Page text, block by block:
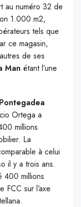
au numéro 32 de
1.000 m2,
tels que
ce magasin,
de ses
Man étant l’une
Ortega a
millions
La
à celui
il y a trois ans.
400 millions
FCC sur l’axe